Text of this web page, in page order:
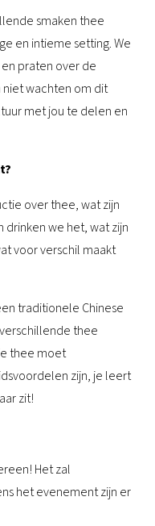
smaken thee
en intieme setting. We
praten over de
wachten om dit
met jou te delen en
over thee, wat zijn
we het, wat zijn
voor verschil maakt
traditionele Chinese
thee
thee moet
zijn, je leert
zit!
Het zal
het evenement zijn er